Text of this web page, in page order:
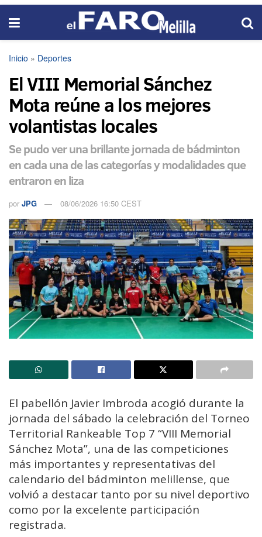
Inicio » Deportes
El VIII Memorial Sánchez
Mota reúne a los mejores
volantistas locales
Se pudo ver una brillante jornada de bádminton
en cada una de las categorías y modalidades que
entraron en liza
por JPG 08/06/2026 16:50 CEST
El pabellón Javier Imbroda acogió durante la
jornada del sábado la celebración del Torneo
Territorial Rankeable Top 7 “VIII Memorial
Sánchez Mota”, una de las competiciones
más importantes y representativas del
calendario del bádminton melillense, que
volvió a destacar tanto por su nivel deportivo
como por la excelente participación
registrada.